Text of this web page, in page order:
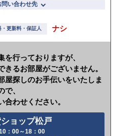
い合わせ先
更新料・保証人 ナシ
行っておりますが、
るお部屋がございません。
屋探しのお手伝いをいたしま
で、
合わせください。
ョップ松戸
：00～18：00